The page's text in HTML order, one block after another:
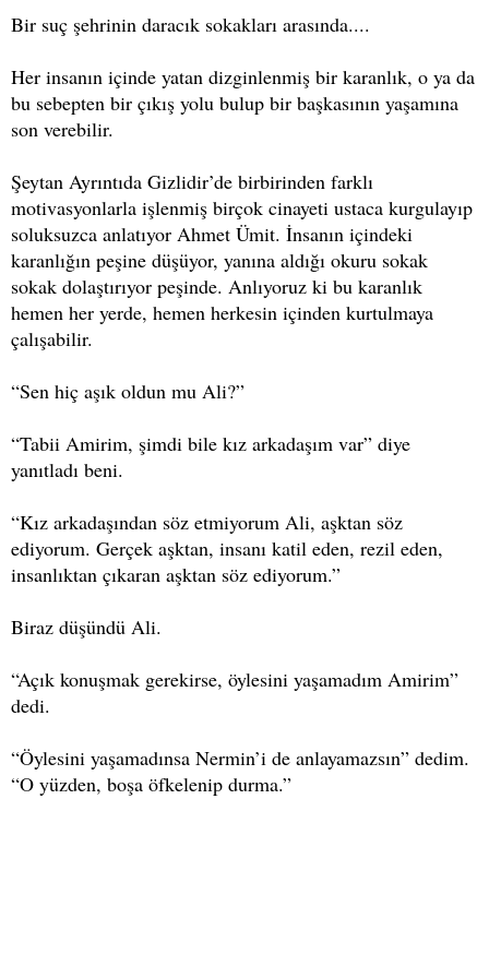
Bir suç şehrinin daracık sokakları arasında....
Her insanın içinde yatan dizginlenmiş bir karanlık, o ya da
bu sebepten bir çıkış yolu bulup bir başkasının yaşamına
son verebilir.
Şeytan Ayrıntıda Gizlidir’de birbirinden farklı
motivasyonlarla işlenmiş birçok cinayeti ustaca kurgulayıp
soluksuzca anlatıyor Ahmet Ümit. İnsanın içindeki
karanlığın peşine düşüyor, yanına aldığı okuru sokak
sokak dolaştırıyor peşinde. Anlıyoruz ki bu karanlık
hemen her yerde, hemen herkesin içinden kurtulmaya
çalışabilir.
“Sen hiç aşık oldun mu Ali?”
“Tabii Amirim, şimdi bile kız arkadaşım var” diye
yanıtladı beni.
“Kız arkadaşından söz etmiyorum Ali, aşktan söz
ediyorum. Gerçek aşktan, insanı katil eden, rezil eden,
insanlıktan çıkaran aşktan söz ediyorum.”
Biraz düşündü Ali.
“Açık konuşmak gerekirse, öylesini yaşamadım Amirim”
dedi.
“Öylesini yaşamadınsa Nermin’i de anlayamazsın” dedim.
“O yüzden, boşa öfkelenip durma.”